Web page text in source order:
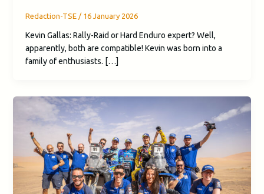
Redaction-TSE / 16 January 2026
Kevin Gallas: Rally-Raid or Hard Enduro expert? Well,
apparently, both are compatible! Kevin was born into a
family of enthusiasts. […]